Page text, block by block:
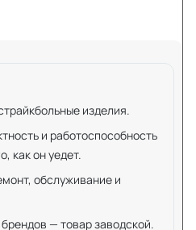
изделия.
и работоспособность
как он уедет.
обслуживание и
— товар заводской.